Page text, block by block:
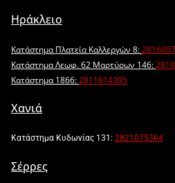
Ηράκλειο
Κατάστημα Πλατεία Καλλεργών 8:
Κατάστημα Λεωφ. 62 Μαρτύρων 146:
Κατάστημα 1866:2811814395
Χανιά
Κατάστημα Κυδωνίας 131: 2821075364
Σέρρες